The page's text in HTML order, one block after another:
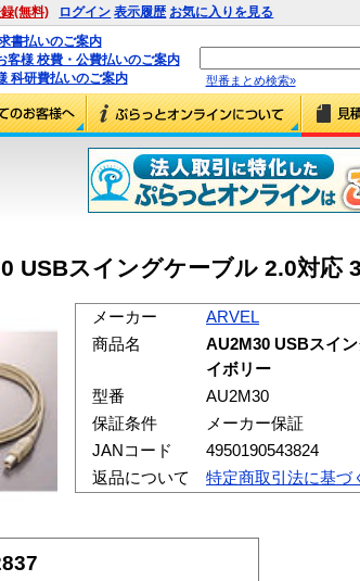
(無料) ログイン 表示履歴 お気に入りを見る
書払いのご案内
客様 校費・公費払いのご案内
科研費払いのご案内
型番まとめ検索»
USBスイングケーブル 2.0対応
メーカー
ARVEL
商品名
AU2M30 USBスイ
イボリー
型番
AU2M30
保証条件
メーカー保証
JANコード
4950190543824
返品について
特定商取引法に基づ